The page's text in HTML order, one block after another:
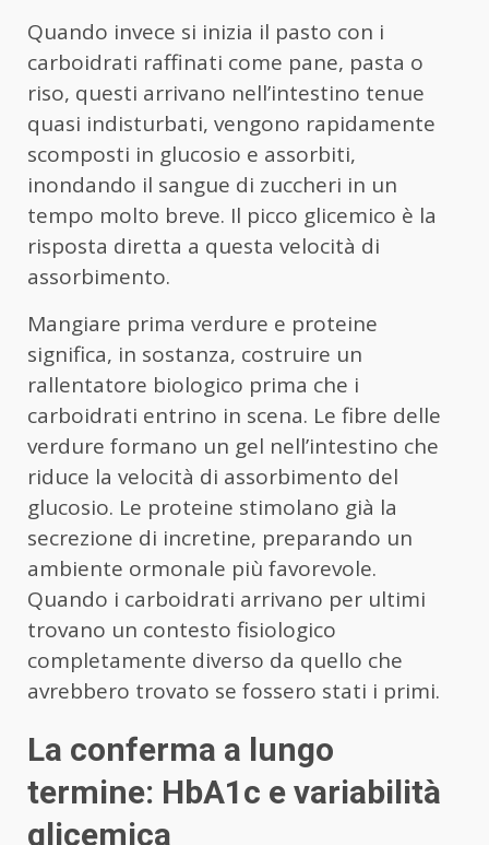
Quando invece si inizia il pasto con i
carboidrati raffinati come pane, pasta o
riso, questi arrivano nell’intestino tenue
quasi indisturbati, vengono rapidamente
scomposti in glucosio e assorbiti,
inondando il sangue di zuccheri in un
tempo molto breve. Il picco glicemico è la
risposta diretta a questa velocità di
assorbimento.
Mangiare prima verdure e proteine
significa, in sostanza, costruire un
rallentatore biologico prima che i
carboidrati entrino in scena. Le fibre delle
verdure formano un gel nell’intestino che
riduce la velocità di assorbimento del
glucosio. Le proteine stimolano già la
secrezione di incretine, preparando un
ambiente ormonale più favorevole.
Quando i carboidrati arrivano per ultimi
trovano un contesto fisiologico
completamente diverso da quello che
avrebbero trovato se fossero stati i primi.
La conferma a lungo
termine: HbA1c e variabilità
glicemica